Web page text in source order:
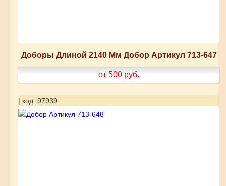
Доборы Длиной 2140 Мм Добор Артикул 713-647
от 500 руб.
| код: 97939